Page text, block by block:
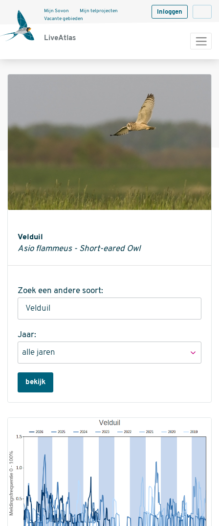
LiveAtlas
Mijn Sovon
Mijn telprojecten
Vacante gebieden
Inloggen
Velduil
Asio flammeus - Short-eared Owl
Zoek een andere soort:
Jaar:
bekijk